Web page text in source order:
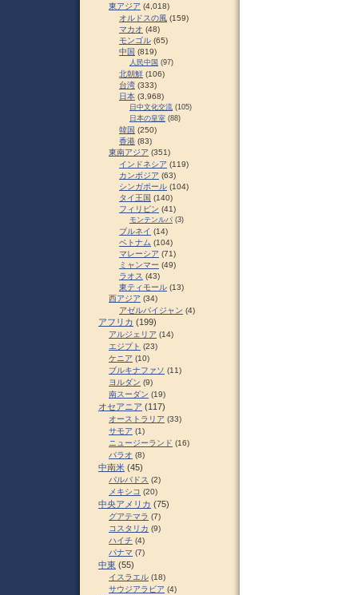
東アジア (4,018)
オルドスの風 (159)
マカオ (48)
モンゴル (65)
中国 (819)
人民中国 (97)
北朝鮮 (106)
台湾 (333)
日本 (3,968)
日中文化交流 (105)
日本の皇室 (88)
韓国 (250)
香港 (83)
東南アジア (351)
インドネシア (119)
カンボジア (63)
シンガポール (104)
タイ王国 (140)
フィリピン (41)
モンテンルパ (3)
ブルネイ (14)
ベトナム (104)
マレーシア (71)
ミャンマー (49)
ラオス (43)
東ティモール (13)
西アジア (34)
アゼルバイジャン (4)
アフリカ (199)
アルジェリア (14)
エジプト (23)
ケニア (10)
ブルキナファソ (11)
ヨルダン (9)
南スーダン (19)
オセアニア (117)
オーストラリア (33)
サモア (1)
ニュージーランド (16)
パラオ (8)
中南米 (45)
バルバドス (2)
メキシコ (20)
中央アメリカ (75)
グアテマラ (7)
コスタリカ (9)
ハイチ (4)
パナマ (7)
中東 (55)
イスラエル (18)
サウジアラビア (4)